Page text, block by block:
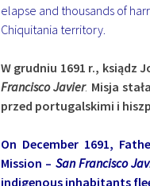
elapse and thousands of
Chiquitania territory.
W grudniu 1691 r., ksiądz
Francisco Javier. Misja
przed portugalskimi i
On December 1691,
Mission – San Francisco
indigenous inhabitants